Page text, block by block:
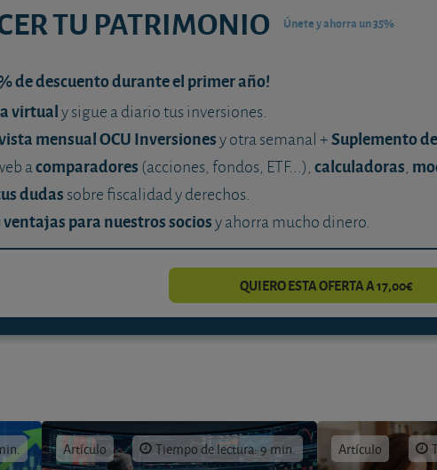
TU PATRIMONIO Únete y ahorra un 35%
de descuento durante el primer año!
virtualy sigue a diario tus inversiones.
mensual OCU Inversionesy otra semanal +Suplemento
acomparadores (acciones, fondos, ETF...), calculadoras,
dudas sobre fiscalidad y derechos.
ventajas para nuestros sociosy ahorra mucho dinero.
QUIERO ESTA OFERTA A 17,00€
Artículo Tiempo de lectura: 9 min. Artículo